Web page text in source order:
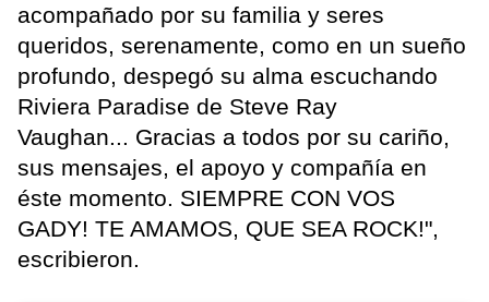
acompañado por su familia y seres
queridos, serenamente, como en un sueño
profundo, despegó su alma escuchando
Riviera Paradise de Steve Ray
Vaughan... Gracias a todos por su cariño,
sus mensajes, el apoyo y compañía en
éste momento. SIEMPRE CON VOS
GADY! TE AMAMOS, QUE SEA ROCK!",
escribieron.